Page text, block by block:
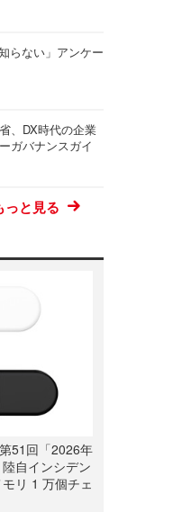
らない」アンケー
、DX時代の企業
ガバナンスガイ
っと見る
51回「2026年
自インシデン
リ 1 万個チェ